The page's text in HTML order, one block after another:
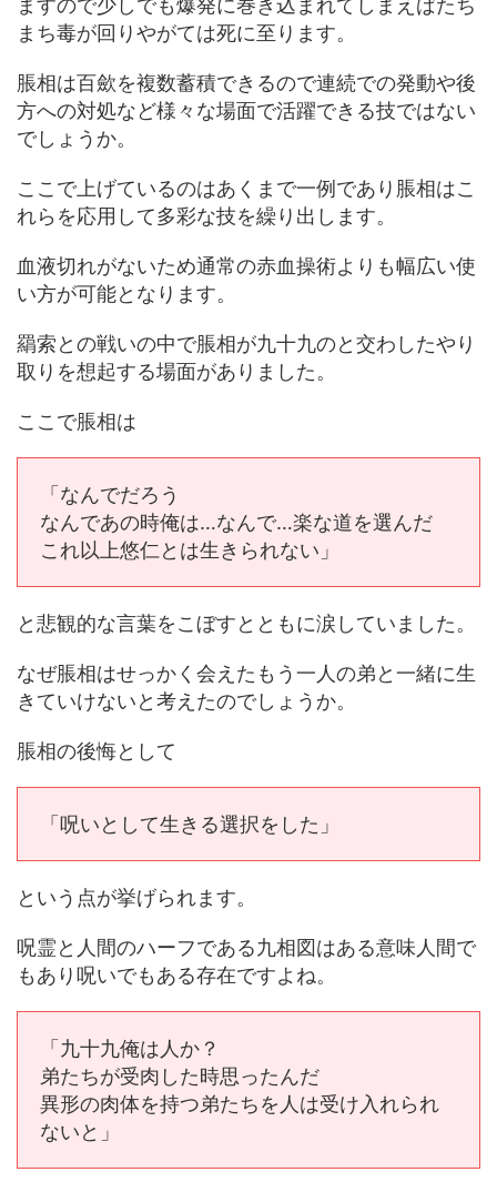
ますので少しでも爆発に巻き込まれてしまえばたち
まち毒が回りやがては死に至ります。
脹相は百歛を複数蓄積できるので連続での発動や後
方への対処など様々な場面で活躍できる技ではない
でしょうか。
ここで上げているのはあくまで一例であり脹相はこ
れらを応用して多彩な技を繰り出します。
血液切れがないため通常の赤血操術よりも幅広い使
い方が可能となります。
羂索との戦いの中で脹相が九十九のと交わしたやり
取りを想起する場面がありました。
ここで脹相は
「なんでだろう
なんであの時俺は…なんで…楽な道を選んだ
これ以上悠仁とは生きられない」
と悲観的な言葉をこぼすとともに涙していました。
なぜ脹相はせっかく会えたもう一人の弟と一緒に生
きていけないと考えたのでしょうか。
脹相の後悔として
「呪いとして生きる選択をした」
という点が挙げられます。
呪霊と人間のハーフである九相図はある意味人間で
もあり呪いでもある存在ですよね。
「九十九俺は人か？
弟たちが受肉した時思ったんだ
異形の肉体を持つ弟たちを人は受け入れられ
ないと」